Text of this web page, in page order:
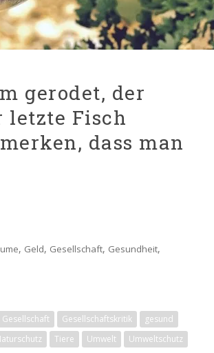
gerodet, der
letzte Fisch
dass man
, Geld, Gesellschaft, Gesundheit,
Gesellschaft Gesellschaftskritik
gesund
Tiere Umwelt
Umweltschutz